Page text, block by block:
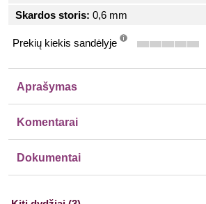
Skardos storis: 0,6 mm
Prekių kiekis sandėlyje
Aprašymas
Komentarai
Dokumentai